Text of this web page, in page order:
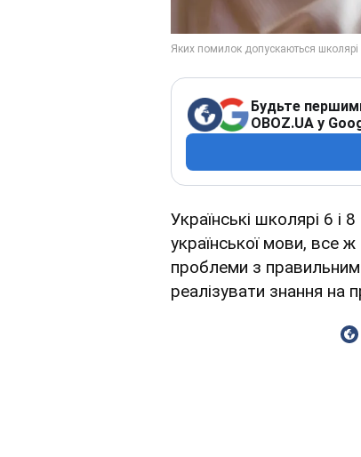
Будьте
OBOZ.UA у
Українські школярі 6 і
української мови, все
проблеми з
реалізувати знання на